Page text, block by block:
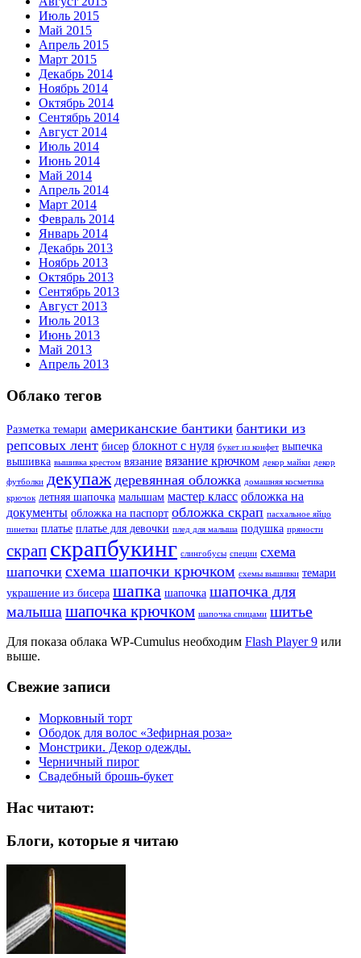
Июль 2015
Май 2015
Апрель 2015
Март 2015
Декабрь 2014
Ноябрь 2014
Октябрь 2014
Сентябрь 2014
Август 2014
Июль 2014
Июнь 2014
Май 2014
Апрель 2014
Март 2014
Февраль 2014
Январь 2014
Декабрь 2013
Ноябрь 2013
Октябрь 2013
Сентябрь 2013
Август 2013
Июль 2013
Июнь 2013
Май 2013
Апрель 2013
Облако тегов
Разметка темари американские бантики бантики из
репсовых лент бисер блокнот с нуля букет из конфет выпечка
вышивка вышивка крестом вязание вязание крючком декор майки декор
футболки декупаж деревянная обложка домашняя косметика
крючок летняя шапочка малышам мастер класс обложка на
документы обложка на паспорт обложка скрап пасхальное яйцо
пинетки платье платье для девочки плед для малыша подушка пряности
скрап скрапбукинг слингобусы специи схема
шапочки схема шапочки крючком схемы вышивки темари
украшение из бисера шапка шапочка шапочка для
малыша шапочка крючком шапочка спицами шитье
Для показа облака WP-Cumulus необходим Flash Player 9 или
выше.
Свежие записи
Морковный торт
Ободок для волос «Зефирная роза»
Монстрики. Декор одежды.
Черничный пирог
Свадебный брошь-букет
Нас читают:
Блоги, которые я читаю